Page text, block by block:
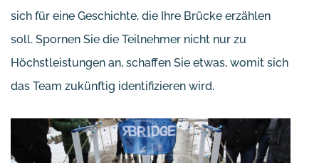
sich für eine Geschichte, die Ihre Brücke erzählen
soll. Spornen Sie die Teilnehmer nicht nur zu
Höchstleistungen an, schaffen Sie etwas, womit sich
das Team zukünftig identifizieren wird.